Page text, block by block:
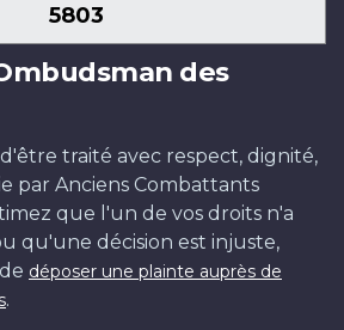
5803
des
traité avec respect, dignité,
par Anciens Combattants
que l'un de vos droits n'a
qu'une décision est injuste,
déposer une plainte auprès de
.